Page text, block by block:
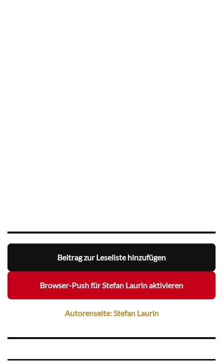
Beitrag zur Leseliste hinzufügen
Browser-Push für Stefan Laurin aktivieren
Autorenseite: Stefan Laurin